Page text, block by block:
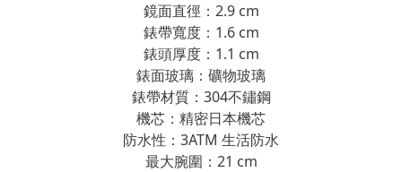
鏡面直徑：2.9 cm
錶帶寬度：1.6 cm
錶頭厚度：1.1 cm
錶面玻璃：礦物玻璃
錶帶材質： 304不鏽鋼
機芯：精密日本機芯
防水性：3ATM 生活防水
最大腕圍：21 cm